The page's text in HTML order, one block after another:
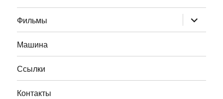
Фильмы дочернее
меню
Машина
Ссылки
Контакты